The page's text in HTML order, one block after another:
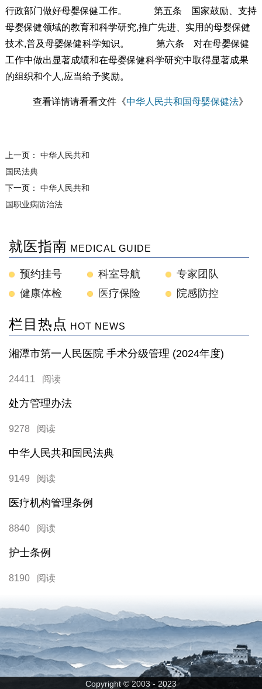
行政部门做好母婴保健工作。 第五条 国家鼓励、支持
母婴保健领域的教育和科学研究,推广先进、实用的母婴保健
技术,普及母婴保健科学知识。 第六条 对在母婴保健
工作中做出显著成绩和在母婴保健科学研究中取得显著成果
的组织和个人,应当给予奖励。
查看详情请看看文件《中华人民共和国母婴保健法》
上一页： 中华人民共和
国民法典
下一页： 中华人民共和
国职业病防治法
就医指南 MEDICAL GUIDE
预约挂号 科室导航
专家团队
健康体检
医疗保险 院感防控
栏目热点 HOT NEWS
湘潭市第一人民医院 手术分级管理 (2024年度)
24411 阅读
处方管理办法
9278 阅读
中华人民共和国民法典
9149 阅读
医疗机构管理条例
8840 阅读
护士条例
8190 阅读
Copyright © 2003 - 2023